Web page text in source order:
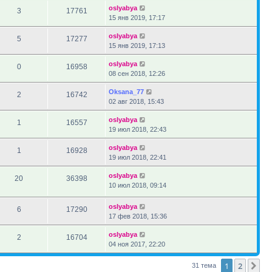
3 17761
oslyabya
15 янв 2019, 17:17
5 17277
oslyabya
15 янв 2019, 17:13
0 16958
oslyabya
08 сен 2018, 12:26
2 16742
Oksana_77
02 авг 2018, 15:43
1 16557
oslyabya
19 июл 2018, 22:43
1 16928
oslyabya
19 июл 2018, 22:41
20 36398
oslyabya
10 июл 2018, 09:14
6 17290
oslyabya
17 фев 2018, 15:36
2 16704
oslyabya
04 ноя 2017, 22:20
31 тема 1 2